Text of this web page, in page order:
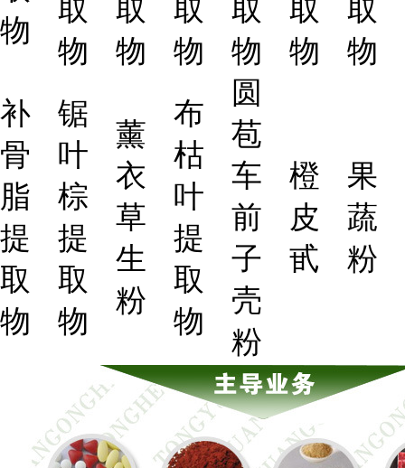
物
取
物
取
物
取
物
取
物
取
物
取
物
补
骨
脂
提
取
物
锯
叶
棕
提
取
物
薰
衣
草
生
粉
布
枯
叶
提
取
物
圆
苞
车
前
子
壳
粉
橙
皮
甙
果
蔬
粉